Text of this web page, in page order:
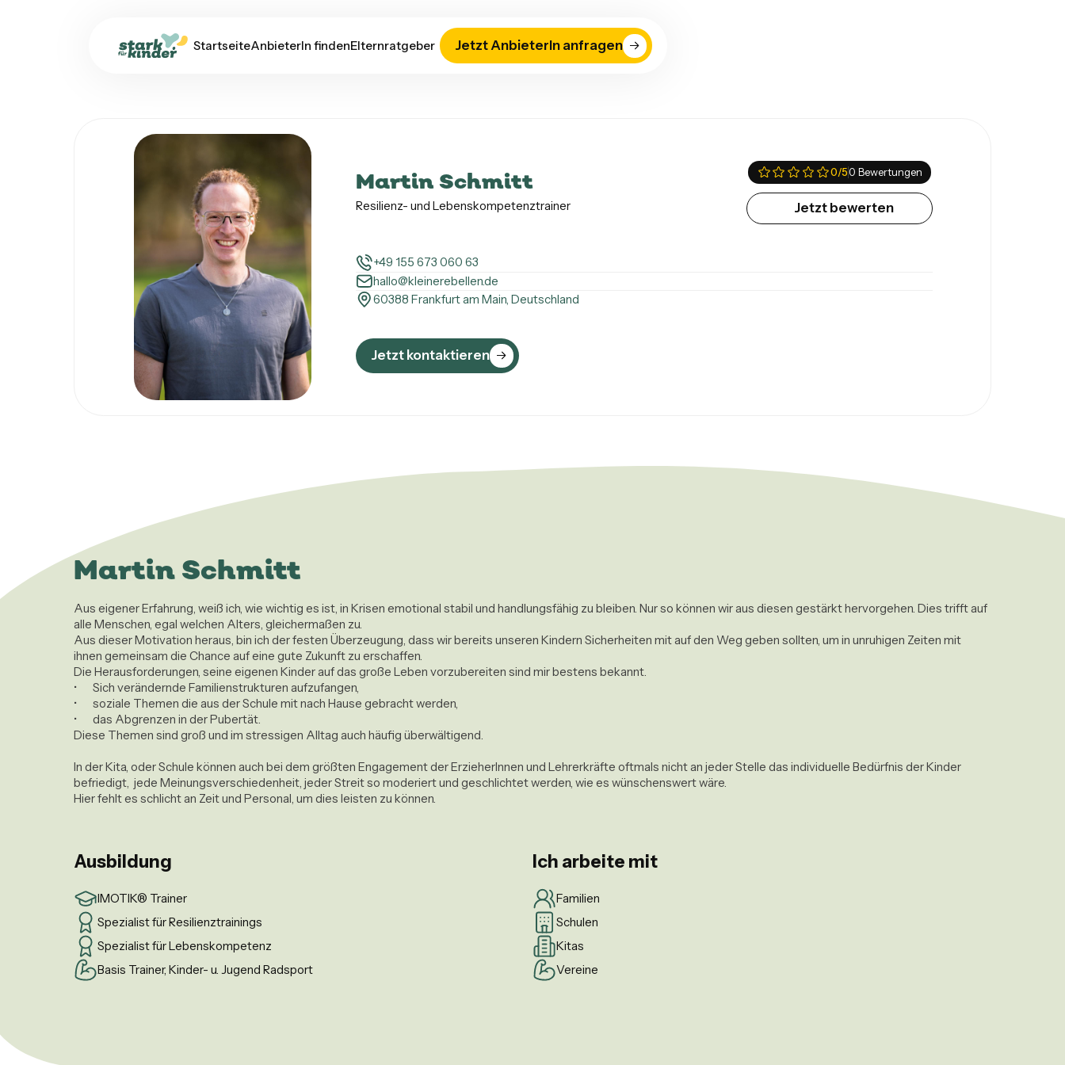
StartseiteAnbieterIn findenElternratgeber Jetzt AnbieterIn anfragen
Martin Schmitt
Resilienz- und Lebenskompetenztrainer
0/50 Bewertungen
Jetzt bewerten
+49 155 673 060 63
hallo@kleinerebellen.de
60388 Frankfurt am Main, Deutschland
Jetzt kontaktieren
Martin Schmitt
Aus eigener Erfahrung, weiß ich, wie wichtig es ist, in Krisen emotional stabil und handlungsfähig zu bleiben. Nur so können wir aus diesen gestärkt hervorgehen. Dies trifft auf
alle Menschen, egal welchen Alters, gleichermaßen zu.
Aus dieser Motivation heraus, bin ich der festen Überzeugung, dass wir bereits unseren Kindern Sicherheiten mit auf den Weg geben sollten, um in unruhigen Zeiten mit
ihnen gemeinsam die Chance auf eine gute Zukunft zu erschaffen.
Die Herausforderungen, seine eigenen Kinder auf das große Leben vorzubereiten sind mir bestens bekannt.
•	Sich verändernde Familienstrukturen aufzufangen,
•	soziale Themen die aus der Schule mit nach Hause gebracht werden,
•	das Abgrenzen in der Pubertät.
Diese Themen sind groß und im stressigen Alltag auch häufig überwältigend.
In der Kita, oder Schule können auch bei dem größten Engagement der ErzieherInnen und Lehrerkräfte oftmals nicht an jeder Stelle das individuelle Bedürfnis der Kinder
befriedigt,  jede Meinungsverschiedenheit, jeder Streit so moderiert und geschlichtet werden, wie es wünschenswert wäre.
Ausbildung
IMOTIK® Trainer
Spezialist für Resilienztrainings
Spezialist für Lebenskompetenz
Basis Trainer, Kinder- u. Jugend Radsport
Ich arbeite mit
Familien
Schulen
Kitas
Vereine